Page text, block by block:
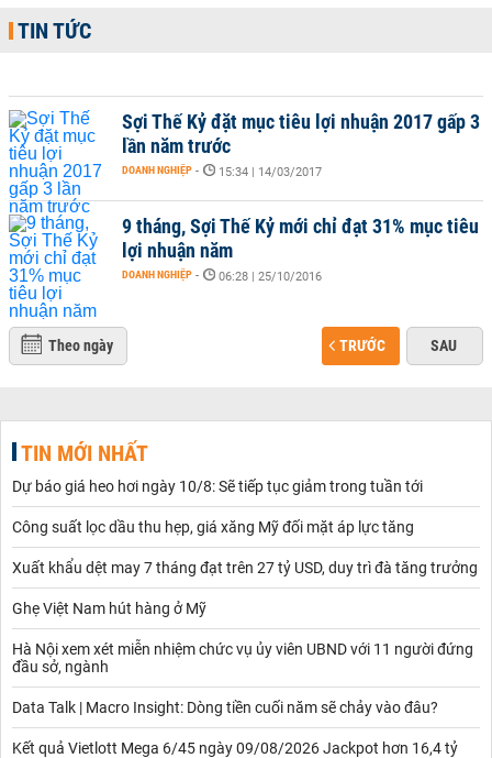
TIN TỨC
Sợi Thế Kỷ đặt mục tiêu lợi nhuận 2017 gấp 3
lần năm trước
DOANH NGHIỆP - 15:34 | 14/03/2017
9 tháng, Sợi Thế Kỷ mới chỉ đạt 31% mục tiêu
lợi nhuận năm
DOANH NGHIỆP - 06:28 | 25/10/2016
Theo ngày TRƯỚC SAU
TIN MỚI NHẤT
Dự báo giá heo hơi ngày 10/8: Sẽ tiếp tục giảm trong tuần tới
Công suất lọc dầu thu hẹp, giá xăng Mỹ đối mặt áp lực tăng
Xuất khẩu dệt may 7 tháng đạt trên 27 tỷ USD, duy trì đà tăng trưởng
Ghẹ Việt Nam hút hàng ở Mỹ
Hà Nội xem xét miễn nhiệm chức vụ ủy viên UBND với 11 người đứng
đầu sở, ngành
Data Talk | Macro Insight: Dòng tiền cuối năm sẽ chảy vào đâu?
Kết quả Vietlott Mega 6/45 ngày 09/08/2026 Jackpot hơn 16,4 tỷ